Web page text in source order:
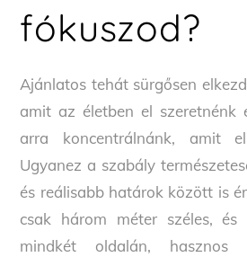
fókuszod?
Ajánlatos tehát sürgősen
amit az életben el szeretnénk
arra koncentrálnánk, amit
Ugyanez a szabály
és reálisabb határok között is
csak három méter széles, és
mindkét oldalán,